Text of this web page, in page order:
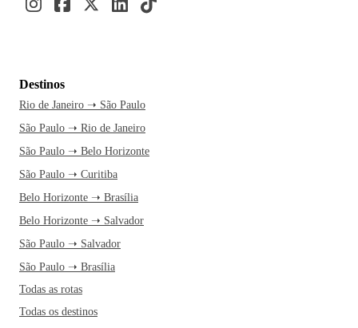
Destinos
Rio de Janeiro ➝ São Paulo
São Paulo ➝ Rio de Janeiro
São Paulo ➝ Belo Horizonte
São Paulo ➝ Curitiba
Belo Horizonte ➝ Brasília
Belo Horizonte ➝ Salvador
São Paulo ➝ Salvador
São Paulo ➝ Brasília
Todas as rotas
Todas os destinos